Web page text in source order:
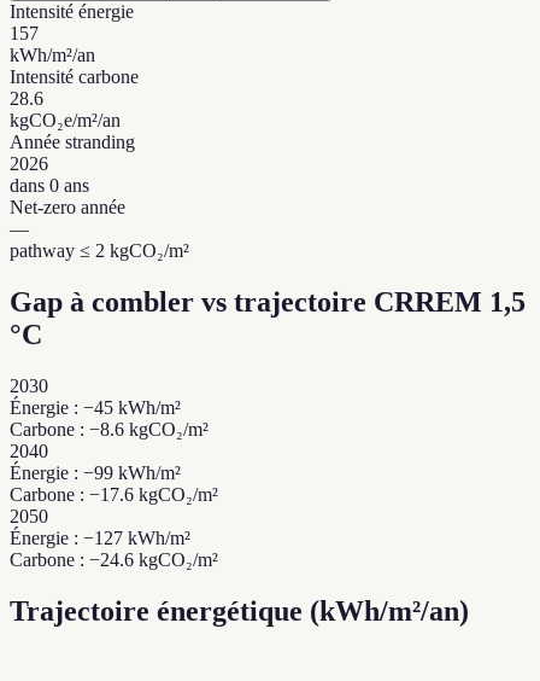
Intensité énergie
157
kWh/m²/an
Intensité carbone
28.6
kgCO₂e/m²/an
Année stranding
2026
dans 0 ans
Net-zero année
—
pathway ≤ 2 kgCO₂/m²
Gap à combler vs trajectoire CRREM 1,5
°C
2030
Énergie : −45 kWh/m²
Carbone : −8.6 kgCO₂/m²
2040
Énergie : −99 kWh/m²
Carbone : −17.6 kgCO₂/m²
2050
Énergie : −127 kWh/m²
Carbone : −24.6 kgCO₂/m²
Trajectoire énergétique (kWh/m²/an)